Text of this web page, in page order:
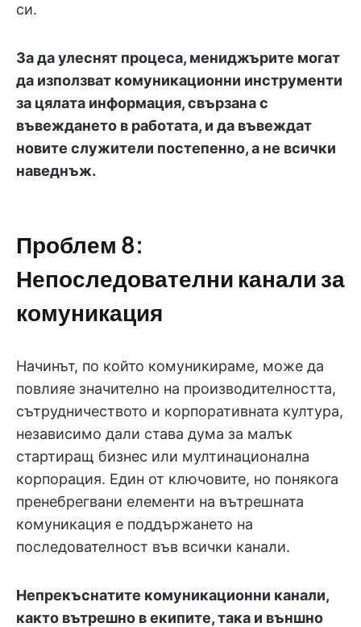
си.
За да улеснят процеса, мениджърите могат
да използват комуникационни инструменти
за цялата информация, свързана с
въвеждането в работата, и да въвеждат
новите служители постепенно, а не всички
наведнъж.
Проблем 8:
Непоследователни канали за
комуникация
Начинът, по който комуникираме, може да
повлияе значително на производителността,
сътрудничеството и корпоративната култура,
независимо дали става дума за малък
стартиращ бизнес или мултинационална
корпорация. Един от ключовите, но понякога
пренебрегвани елементи на вътрешната
комуникация е поддържането на
последователност във всички канали.
Непрекъснатите комуникационни канали,
както вътрешно в екипите, така и външно